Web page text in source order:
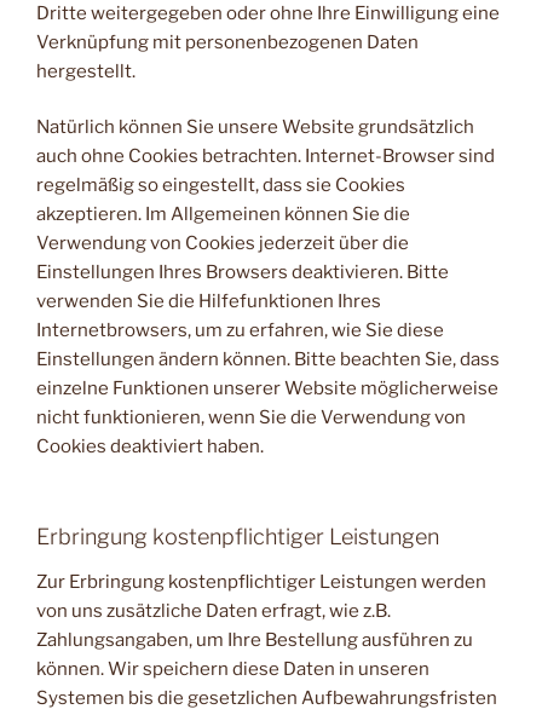
Dritte weitergegeben oder ohne Ihre Einwilligung eine
Verknüpfung mit personenbezogenen Daten
hergestellt.
Natürlich können Sie unsere Website grundsätzlich
auch ohne Cookies betrachten. Internet-Browser sind
regelmäßig so eingestellt, dass sie Cookies
akzeptieren. Im Allgemeinen können Sie die
Verwendung von Cookies jederzeit über die
Einstellungen Ihres Browsers deaktivieren. Bitte
verwenden Sie die Hilfefunktionen Ihres
Internetbrowsers, um zu erfahren, wie Sie diese
Einstellungen ändern können. Bitte beachten Sie, dass
einzelne Funktionen unserer Website möglicherweise
nicht funktionieren, wenn Sie die Verwendung von
Cookies deaktiviert haben.
Erbringung kostenpflichtiger Leistungen
Zur Erbringung kostenpflichtiger Leistungen werden
von uns zusätzliche Daten erfragt, wie z.B.
Zahlungsangaben, um Ihre Bestellung ausführen zu
können. Wir speichern diese Daten in unseren
Systemen bis die gesetzlichen Aufbewahrungsfristen